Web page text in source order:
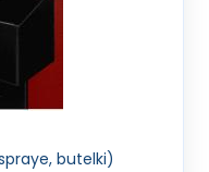
butelki)